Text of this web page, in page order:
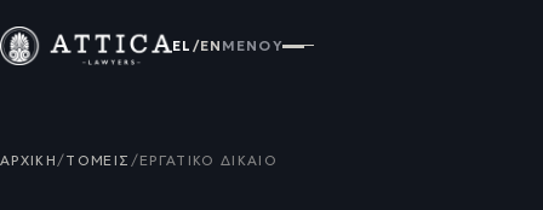
EL /EN ΜΕΝΟΎ
ΑΡΧΙΚΉ/ΤΟΜΕΊΣ /ΕΡΓΑΤΙΚΌ ΔΊΚΑΙΟ